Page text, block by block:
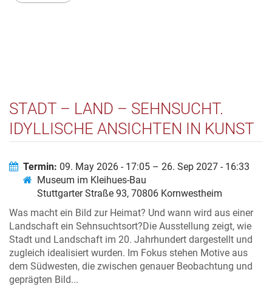
STADT – LAND – SEHNSUCHT.
IDYLLISCHE ANSICHTEN IN KUNST
SÜDWESTEN
Termin: 09. May 2026 - 17:05 – 26. Sep 2027 - 16:33
Museum im Kleihues-Bau
Stuttgarter Straße 93, 70806 Kornwestheim
Was macht ein Bild zur Heimat? Und wann wird aus einer
Landschaft ein Sehnsuchtsort?Die Ausstellung zeigt, wie
Stadt und Landschaft im 20. Jahrhundert dargestellt und
zugleich idealisiert wurden. Im Fokus stehen Motive aus
dem Südwesten, die zwischen genauer Beobachtung und
geprägten Bild...